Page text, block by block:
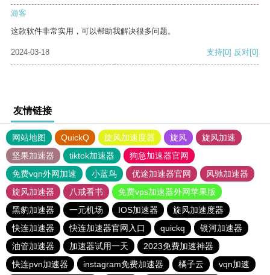
游客
这款软件非常实用，可以帮助我解决很多问题。
2024-03-18 支持[0] 反对[0]
友情链接
网站地图 QuickQ 旋风加速度器 旋风
旋风加速
坚果加速器
tiktok加速器
狗急加速器官网
免费vqn外网加速
小蓝鸟 优途加速器官网
风驰加速器
旋风加速器
八戒看书
免费vps加速器外网苹果版
黑豹加速器
一元机场 IOS加速器
旋风加速度器
快连加速器
快连加速器官网入口 quickq
银河加速器
油管加速器
加速器试用一天
2023免费加速神器
快连pvn加速器
instagram免费加速器 橘子云 vqn加速